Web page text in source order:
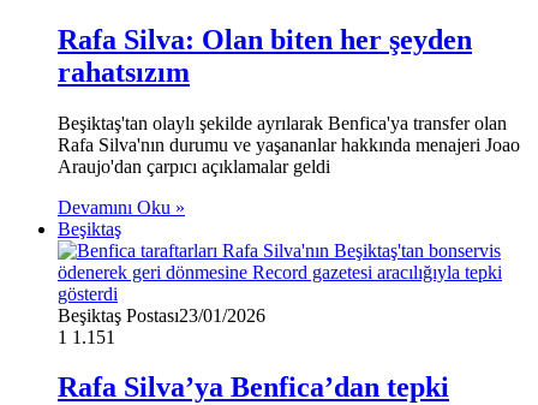
Rafa Silva: Olan biten her şeyden
rahatsızım
Beşiktaş'tan olaylı şekilde ayrılarak Benfica'ya transfer olan
Rafa Silva'nın durumu ve yaşananlar hakkında menajeri Joao
Araujo'dan çarpıcı açıklamalar geldi
Devamını Oku »
Beşiktaş
Beşiktaş Postası23/01/2026
1 1.151
Rafa Silva’ya Benfica’dan tepki